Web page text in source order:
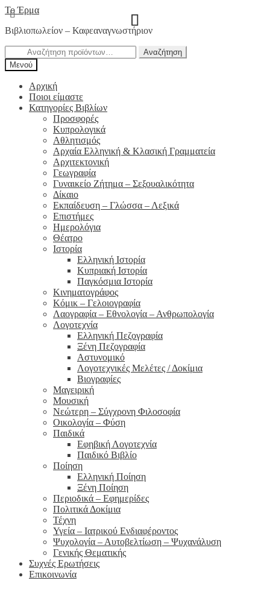
Απευθείας
μετάβαση
στην
Μετάβαση
σε
περιεχόμενο
Το Έρμα
Βιβλιοπωλείον – Καφεαναγνωστήριον
Αναζήτηση
για:
Αναζήτηση
Μενού
Αρχική
Ποιοι είμαστε
Κατηγορίες Βιβλίων
Προσφορές
Κυπρολογικά
Αθλητισμός
Αρχαία Ελληνική & Κλασική Γραμματεία
Αρχιτεκτονική
Γεωγραφία
Γυναικείο Ζήτημα – Σεξουαλικότητα
Δίκαιο
Εκπαίδευση – Γλώσσα – Λεξικά
Επιστήμες
Ημερολόγια
Θέατρο
Ιστορία
Ελληνική Ιστορία
Κυπριακή Ιστορία
Παγκόσμια Ιστορία
Κινηματογράφος
Κόμικ – Γελοιογραφία
Λαογραφία – Εθνολογία – Ανθρωπολογία
Λογοτεχνία
Ελληνική Πεζογραφία
Ξένη Πεζογραφία
Αστυνομικό
Λογοτεχνικές Μελέτες / Δοκίμια
Βιογραφίες
Μαγειρική
Μουσική
Νεώτερη – Σύγχρονη Φιλοσοφία
Οικολογία – Φύση
Παιδικά
Εφηβική Λογοτεχνία
Παιδικό Βιβλίο
Ποίηση
Ελληνική Ποίηση
Ξένη Ποίηση
Περιοδικά – Εφημερίδες
Πολιτικά Δοκίμια
Τέχνη
Υγεία – Ιατρικού Ενδιαφέροντος
Ψυχολογία – Αυτοβελτίωση – Ψυχανάλυση
Γενικής Θεματικής
Συχνές Ερωτήσεις
Επικοινωνία